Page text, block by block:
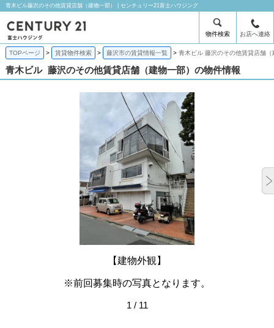
青木ビル藤沢のその他賃貸店舗（建物一部） | センチュリー21富士ハウジング
物件検索 お店へ連絡
TOPページ 賃貸物件検索 藤沢市の賃貸情報一覧 青木ビル 藤沢のその他賃貸店舗（
青木ビル 藤沢のその他賃貸店舗（建物一部）の物件情報
【建物外観】
※前回募集時の写真となります。
1 / 11